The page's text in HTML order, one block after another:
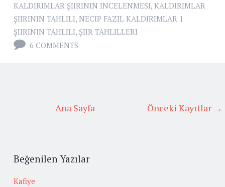
KALDIRIMLAR ŞIIRININ INCELENMESI, KALDIRIMLAR
ŞIIRININ TAHLILI, NECIP FAZIL KALDIRIMLAR 1
ŞIIRININ TAHLILI, ŞIIR TAHLILLERI
6 COMMENTS
Önceki Kayıtlar →
Ana Sayfa
Beğenilen Yazılar
Kafiye